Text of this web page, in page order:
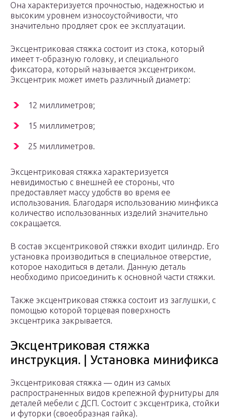
Она характеризуется прочностью, надежностью и
высоким уровнем износоустойчивости, что
значительно продляет срок ее эксплуатации.
Эксцентриковая стяжка состоит из стока, который
имеет т-образную головку, и специального
фиксатора, который называется эксцентриком.
Эксцентрик может иметь различный диаметр:
12 миллиметров;
15 миллиметров;
25 миллиметров.
Эксцентриковая стяжка характеризуется
невидимостью с внешней ее стороны, что
предоставляет массу удобств во время ее
использования. Благодаря использованию минфикса
количество использованных изделий значительно
сокращается.
В состав эксцентриковой стяжки входит цилиндр. Его
установка производиться в специальное отверстие,
которое находиться в детали. Данную деталь
необходимо присоединить к основной части стяжки.
Также эксцентриковая стяжка состоит из заглушки, с
помощью которой торцевая поверхность
эксцентрика закрывается.
Эксцентриковая стяжка
инструкция. | Установка минификса
Эксцентриковая стяжка — один из самых
распространенных видов крепежной фурнитуры для
деталей мебели с ДСП. Состоит с эксцентрика, стойки
и футорки (своеобразная гайка).